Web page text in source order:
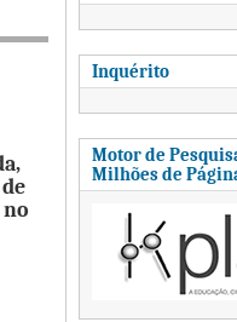
no
Inquérito
Motor de
Milhões de